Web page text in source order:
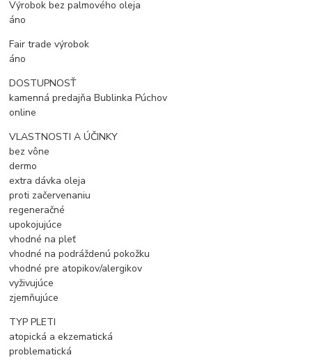
Výrobok bez palmového oleja
áno
Fair trade výrobok
áno
DOSTUPNOSŤ
kamenná predajňa Bublinka Púchov
online
VLASTNOSTI A ÚČINKY
bez vône
dermo
extra dávka oleja
proti začervenaniu
regeneračné
upokojujúce
vhodné na pleť
vhodné na podráždenú pokožku
vhodné pre atopikov/alergikov
vyživujúce
zjemňujúce
TYP PLETI
atopická a ekzematická
problematická